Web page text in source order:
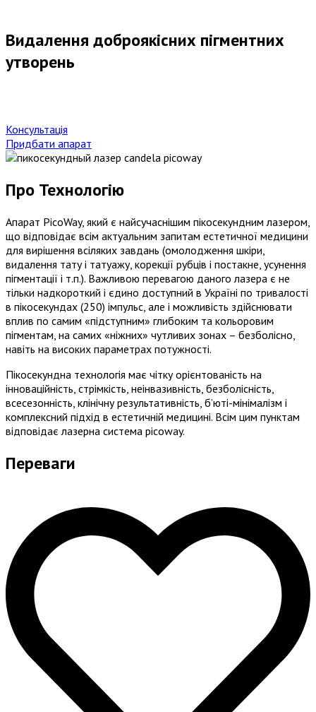
Видалення доброякісних пігментних
утворень
Консультація
Придбати апарат
Про Технологію
Апарат PicoWay, який є найсучаснішим пікосекундним лазером,
що відповідає всім актуальним запитам естетичної медицини
для вирішення всіляких завдань (омолодження шкіри,
видалення тату і татуажу, корекції рубців і постакне, усунення
пігментації і т.п.). Важливою перевагою даного лазера є не
тільки надкороткий і єдино доступний в Україні по тривалості
в пікосекундах (250) імпульс, але і можливість здійснювати
вплив по самим «підступним» глибоким та кольоровим
пігментам, на самих «ніжних» чутливих зонах – безболісно,
навіть на високих параметрах потужності.
Пікосекундна технологія має чітку орієнтованість на
інноваційність, стрімкість, неінвазивність, безболісність,
всесезонність, клінічну результативність, б’юті-мінімалізм і
комплексний підхід в естетичній медицині. Всім цим пунктам
відповідає лазерна система picoway.
Переваги